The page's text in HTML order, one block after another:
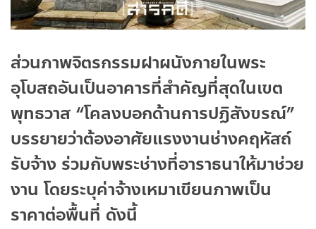
ส่วนภาพจิตรกรรมฝาผนังภายในพระ
อุโบสถอันเป็นอาคารที่สำคัญที่สุดในเขต
พุทธวาส “โคลงบอกด้านการปฏิสังขรณ์”
บรรยายว่าต้องอาศัยแรงงานช่างคฤหัสถ์
รับจ้าง ร่วมกับพระช่างที่อาราธนาให้มาช่วย
งาน โดยระบุค่าจ้างเหมาเขียนภาพเป็น
ราคาต่อพื้นที่ ดังนี้